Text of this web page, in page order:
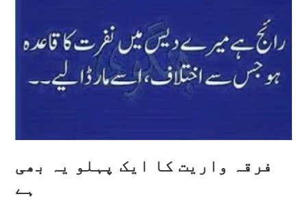
فرقہ واریت کا ایک پہلو یہ بھی
ہے